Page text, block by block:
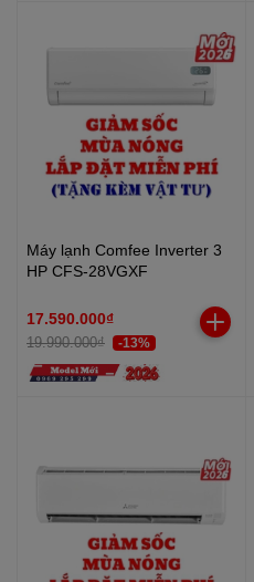
Máy lạnh Comfee Inverter 3
HP CFS-28VGXF
17.590.000₫
19.990.000₫ -13%